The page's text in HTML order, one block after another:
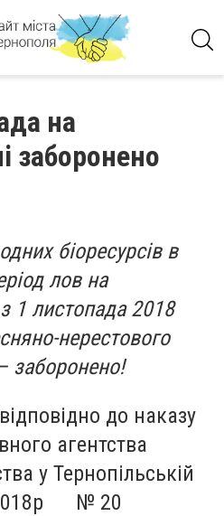
на
заборонено
біоресурсів в
лов на
1 листопада 2018
нерестового
заборонено!
до наказу
агентства
у Тернопільській
№ 20